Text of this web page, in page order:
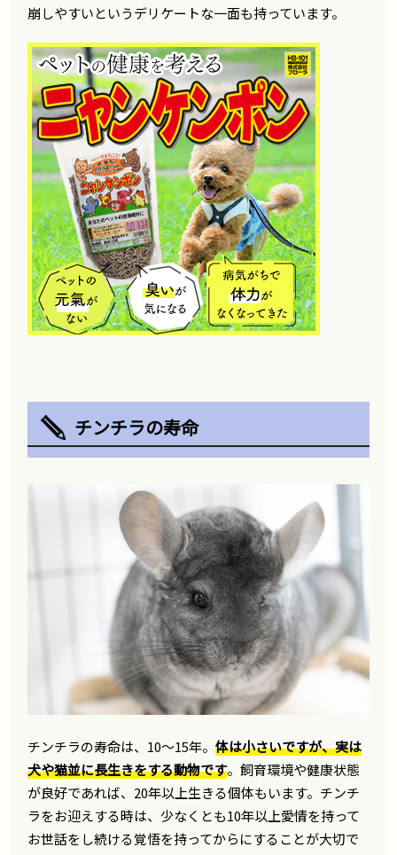
崩しやすいというデリケートな一面も持っています。
チンチラの寿命
チンチラの寿命は、10〜15年。体は小さいですが、実は
犬や猫並に長生きをする動物です。飼育環境や健康状態
が良好であれば、20年以上生きる個体もいます。チンチ
ラをお迎えする時は、少なくとも10年以上愛情を持って
お世話をし続ける覚悟を持ってからにすることが大切で